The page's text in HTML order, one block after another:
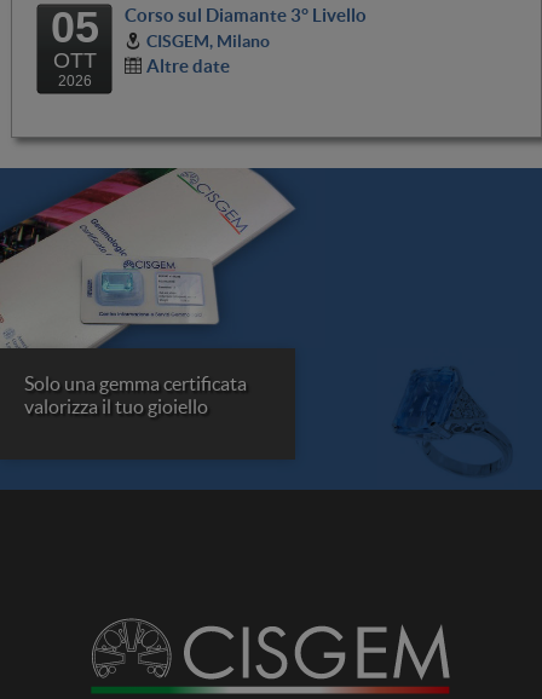
05
OTT
2026
Corso sul Diamante 3° Livello
CISGEM, Milano
Altre date
Solo una gemma certificata
valorizza il tuo gioiello